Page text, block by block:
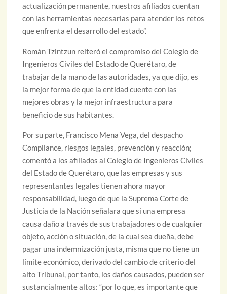
actualización permanente, nuestros afiliados cuentan
con las herramientas necesarias para atender los retos
que enfrenta el desarrollo del estado”.
Román Tzintzun reiteró el compromiso del Colegio de
Ingenieros Civiles del Estado de Querétaro, de
trabajar de la mano de las autoridades, ya que dijo, es
la mejor forma de que la entidad cuente con las
mejores obras y la mejor infraestructura para
beneficio de sus habitantes.
Por su parte, Francisco Mena Vega, del despacho
Compliance, riesgos legales, prevención y reacción;
comentó a los afiliados al Colegio de Ingenieros Civiles
del Estado de Querétaro, que las empresas y sus
representantes legales tienen ahora mayor
responsabilidad, luego de que la Suprema Corte de
Justicia de la Nación señalara que si una empresa
causa daño a través de sus trabajadores o de cualquier
objeto, acción o situación, de la cual sea dueña, debe
pagar una indemnización justa, misma que no tiene un
límite económico, derivado del cambio de criterio del
alto Tribunal, por tanto, los daños causados, pueden ser
sustancialmente altos: “por lo que, es importante que